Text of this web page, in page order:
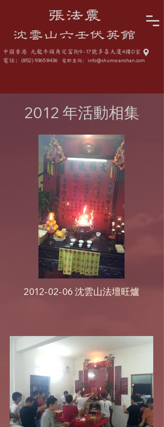
張法震
沈雲山六壬伏英館
中國香港 九龍牛頭角定富街9 - 17號多喜大廈4樓D室
電話: (852) 9365 8436 電郵查詢: info@shumwanshan.com
2012 年活動相集
2012-02-06 沈雲山法壇旺爐